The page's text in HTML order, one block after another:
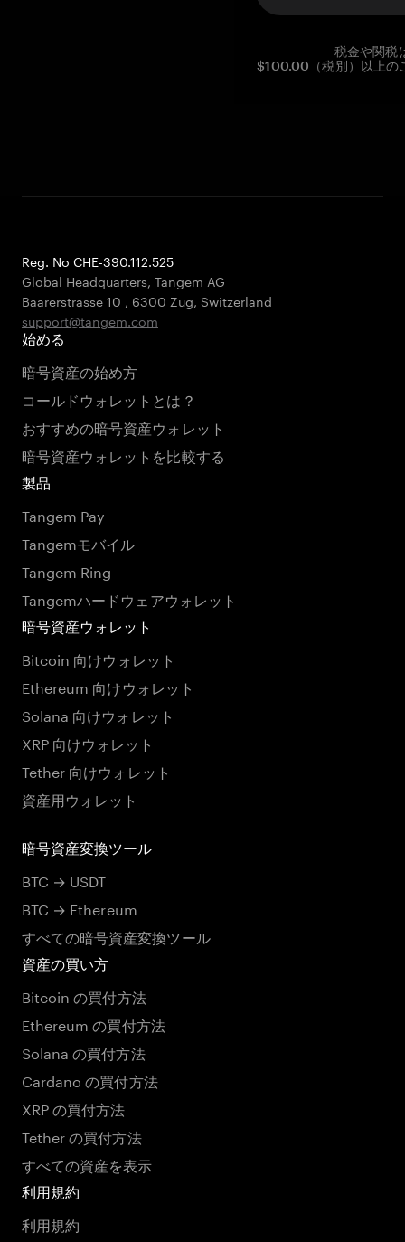
税金や関税
$100.00（税別）以上の
Reg. No CHE-390.112.525
Global Headquarters, Tangem AG
Baarerstrasse 10 , 6300 Zug, Switzerland
support@tangem.com
始める
暗号資産の始め方
コールドウォレットとは？
おすすめの暗号資産ウォレット
暗号資産ウォレットを比較する
製品
Tangem Pay
Tangemモバイル
Tangem Ring
Tangemハードウェアウォレット
暗号資産ウォレット
Bitcoin 向けウォレット
Ethereum 向けウォレット
Solana 向けウォレット
XRP 向けウォレット
Tether 向けウォレット
資産用ウォレット
暗号資産変換ツール
BTC → USDT
BTC → Ethereum
すべての暗号資産変換ツール
資産の買い方
Bitcoin の買付方法
Ethereum の買付方法
Solana の買付方法
Cardano の買付方法
XRP の買付方法
Tether の買付方法
すべての資産を表示
利用規約
利用規約